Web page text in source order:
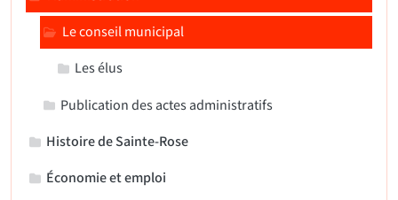
Le conseil municipal
Les élus
Publication des actes administratifs
Histoire de Sainte-Rose
Économie et emploi